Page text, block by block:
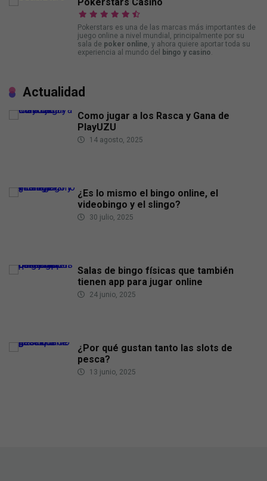
Pokerstars Casino
Pokerstars es una de las marcas más importantes de
juego online a nivel mundial, principalmente por su
sala de poker online, y ahora quiere aportar toda su
experiencia al mundo del
bingo y casino.
Actualidad
Como jugar a los Rasca y Gana de
PlayUZU
14 agosto, 2025
¿Es lo mismo el bingo online, el
videobingo y el slingo?
30 julio, 2025
Salas de bingo físicas que también
tienen app para jugar online
24 junio, 2025
¿Por qué gustan tanto las slots de
pesca?
13 junio, 2025